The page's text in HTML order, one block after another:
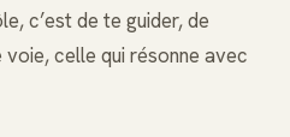
c’est de te guider, de
celle qui résonne avec